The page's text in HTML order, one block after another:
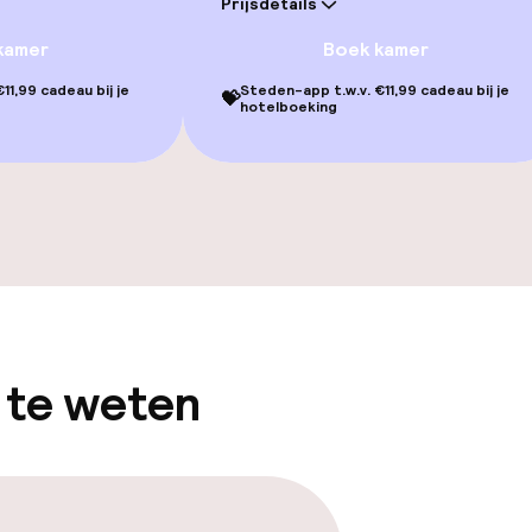
cadeau bij je
Boek kamer
💝Steden-app t.w.v. €11,99 cadeau bij je
hotelboeking
te weten